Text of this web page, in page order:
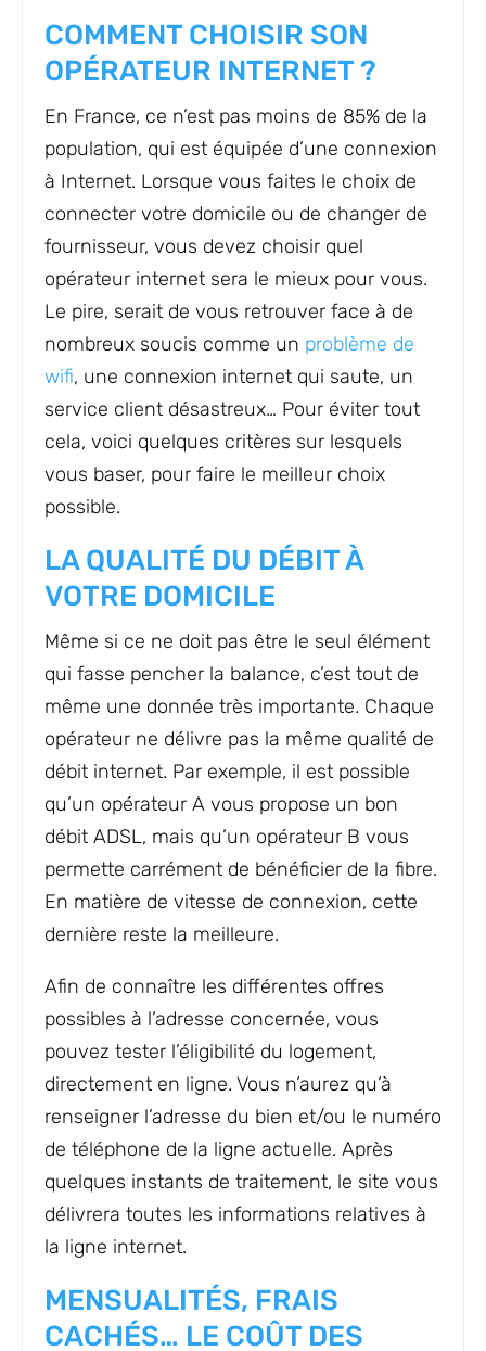
COMMENT CHOISIR SON
OPÉRATEUR INTERNET ?
En France, ce n’est pas moins de 85% de la
population, qui est équipée d’une connexion
à Internet. Lorsque vous faites le choix de
connecter votre domicile ou de changer de
fournisseur, vous devez choisir quel
opérateur internet sera le mieux pour vous.
Le pire, serait de vous retrouver face à de
nombreux soucis comme un problème de
wifi, une connexion internet qui saute, un
service client désastreux… Pour éviter tout
cela, voici quelques critères sur lesquels
vous baser, pour faire le meilleur choix
possible.
LA QUALITÉ DU DÉBIT À
VOTRE DOMICILE
Même si ce ne doit pas être le seul élément
qui fasse pencher la balance, c’est tout de
même une donnée très importante. Chaque
opérateur ne délivre pas la même qualité de
débit internet. Par exemple, il est possible
qu’un opérateur A vous propose un bon
débit ADSL, mais qu’un opérateur B vous
permette carrément de bénéficier de la fibre.
En matière de vitesse de connexion, cette
dernière reste la meilleure.
Afin de connaître les différentes offres
possibles à l’adresse concernée, vous
pouvez tester l’éligibilité du logement,
directement en ligne. Vous n’aurez qu’à
renseigner l’adresse du bien et/ou le numéro
de téléphone de la ligne actuelle. Après
quelques instants de traitement, le site vous
délivrera toutes les informations relatives à
la ligne internet.
MENSUALITÉS, FRAIS
CACHÉS… LE COÛT DES